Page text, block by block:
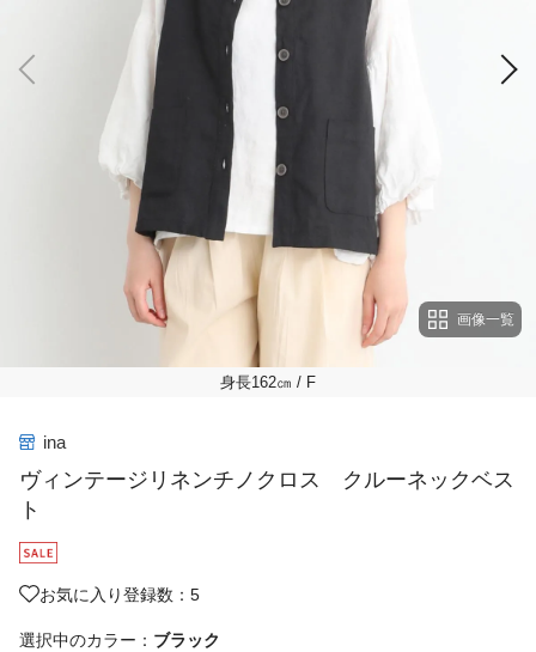
画像一覧
身長162㎝ / F
ina
ヴィンテージリネンチノクロス クルーネックベス
ト
お気に入り登録数：5
選択中のカラー： ブラック